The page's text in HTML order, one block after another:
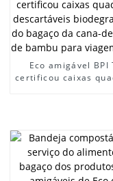
Eco amigável BPI
certificou caixas